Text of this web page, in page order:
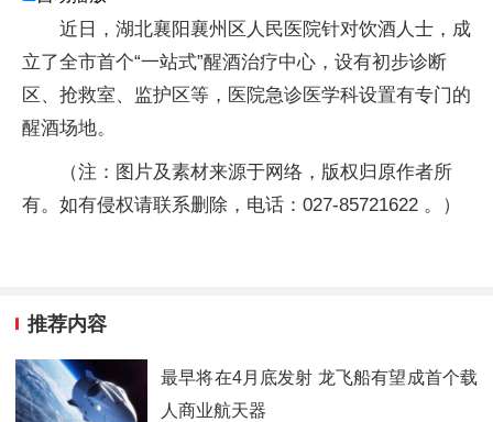
近日，湖北襄阳襄州区人民医院针对饮酒人士，成
立了全市首个“一站式”醒酒治疗中心，设有初步诊断
区、抢救室、监护区等，医院急诊医学科设置有专门的
醒酒场地。
（注：图片及素材来源于网络，版权归原作者所
有。如有侵权请联系删除，电话：027-85721622 。）
推荐内容
最早将在4月底发射 龙飞船有望成首个载
人商业航天器